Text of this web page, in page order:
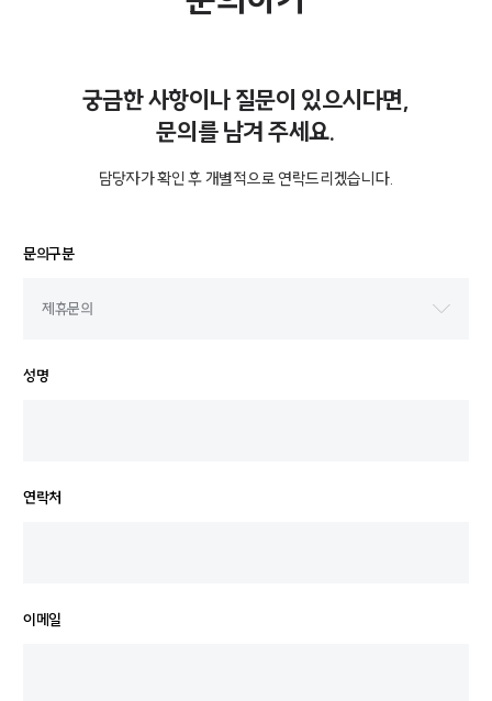
궁금한 사항이나 질문이 있으시다면,
문의를 남겨 주세요.
담당자가 확인 후 개별적으로 연락드리겠습니다.
문의구분
성명
연락처
이메일